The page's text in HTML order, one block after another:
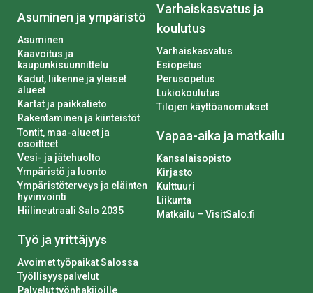
Asuminen ja ympäristö
Asuminen
Kaavoitus ja
kaupunkisuunnittelu
Kadut, liikenne ja yleiset
alueet
Kartat ja paikkatieto
Rakentaminen ja kiinteistöt
Tontit, maa-alueet ja
osoitteet
Vesi- ja jätehuolto
Ympäristö ja luonto
Ympäristöterveys ja eläinten
hyvinvointi
Hiilineutraali Salo 2035
Työ ja yrittäjyys
Avoimet työpaikat Salossa
Työllisyyspalvelut
Palvelut työnhakijoille
Varhaiskasvatus ja
koulutus
Varhaiskasvatus
Esiopetus
Perusopetus
Lukiokoulutus
Tilojen käyttöanomukset
Vapaa-aika ja matkailu
Kansalaisopisto
Kirjasto
Kulttuuri
Liikunta
Matkailu – VisitSalo.fi